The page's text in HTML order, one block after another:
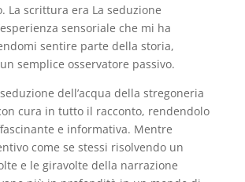
La scrittura era La seduzione
sensoriale che mi ha
sentire parte della storia,
semplice osservatore passivo.
dell’acqua della stregoneria
cura in tutto il racconto, rendendolo
e informativa. Mentre
come se stessi risolvendo un
e le giravolte della narrazione